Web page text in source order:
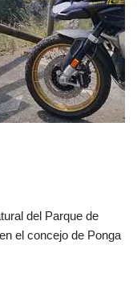
del Parque de
el concejo de Ponga